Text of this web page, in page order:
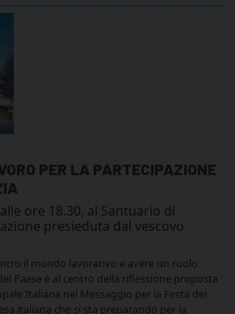
PER LA PARTECIPAZIONE
ore 18.30, al Santuario di
presieduta dal vescovo
il mondo lavorativo e avere un ruolo
Paese è al centro della riflessione proposta
Italiana nel Messaggio per la Festa dei
italiana che si sta preparando per la